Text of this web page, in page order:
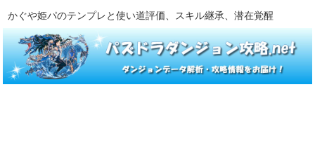
かぐや姫パのテンプレと使い道評価、スキル継承、潜在覚醒